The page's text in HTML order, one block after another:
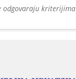
odgovaraju kriterijima